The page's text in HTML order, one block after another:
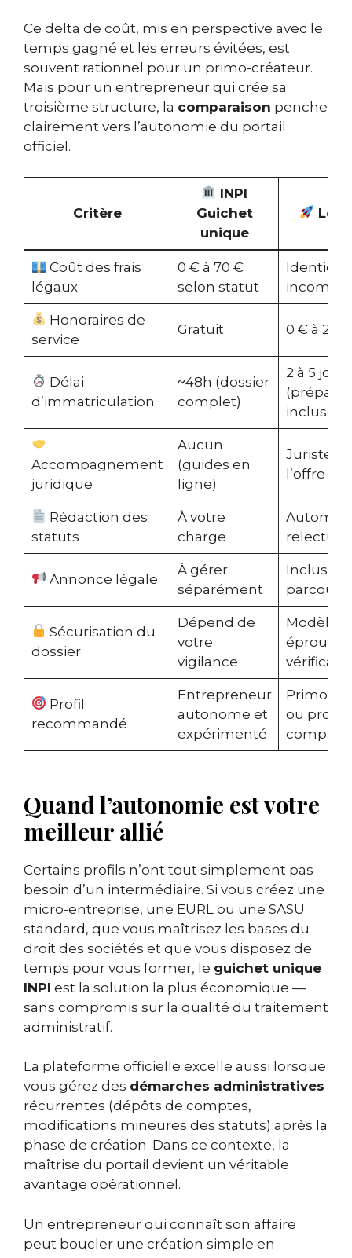
Ce delta de coût, mis en perspective avec le
temps gagné et les erreurs évitées, est
souvent rationnel pour un primo-créateur.
Mais pour un entrepreneur qui crée sa
troisième structure, la comparaison penche
clairement vers l’autonomie du portail
officiel.
Critère
INPI
Guichet
unique
Coût des frais
légaux
0 € à 70 €
selon statut
Honoraires de
service
Gratuit 0 € à 299
Délai
d’immatriculation
~48h (dossier
complet)
2 à 5 jours
incluse)
Accompagnement
juridique
Aucun
(guides en
ligne)
Juristes
l’offre
Rédaction des
statuts
À votre
charge
relecture
Annonce légale
À gérer
séparément
Incluse
parcours
Sécurisation du
dossier
Dépend de
votre
vigilance
Modèles
éprouvés
Profil
recommandé
Entrepreneur
autonome et
expérimenté
Primo-
ou projet
Quand l’autonomie est votre
meilleur allié
Certains profils n’ont tout simplement pas
besoin d’un intermédiaire. Si vous créez une
micro-entreprise, une EURL ou une SASU
standard, que vous maîtrisez les bases du
droit des sociétés et que vous disposez de
temps pour vous former, le guichet unique
INPI est la solution la plus économique —
sans compromis sur la qualité du traitement
administratif.
La plateforme officielle excelle aussi lorsque
vous gérez des démarches administratives
récurrentes (dépôts de comptes,
modifications mineures des statuts) après la
phase de création. Dans ce contexte, la
maîtrise du portail devient un véritable
avantage opérationnel.
Un entrepreneur qui connaît son affaire
peut boucler une création simple en